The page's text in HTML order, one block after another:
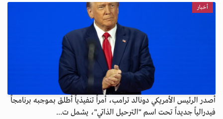
أخبار
أصدر الرئيس الأمريكي دونالد ترامب، أمراً تنفيذياً أطلق بموجبه برنامجاً
فيدرالياً جديداً تحت اسم "الترحيل الذاتي"، يشمل ت...